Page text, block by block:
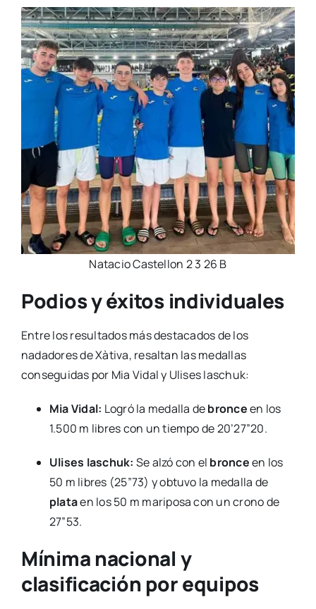
Natacio Castellon 2 3 26 B
Podios y éxitos individuales
Entre los resultados más destacados de los
nadadores de Xàtiva, resaltan las medallas
conseguidas por Mia Vidal y Ulises Iaschuk:
Mia Vidal: Logró la medalla debronceen los
1.500 m libres con un tiempo de 20’27”20.
Ulises Iaschuk: Se alzó con el bronceen los
50 m libres (25”73) y obtuvo la medalla de
plataen los 50 m mariposa con un crono de
27”53.
Mínima nacional y
clasificación por equipos